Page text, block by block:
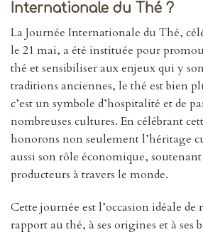
Internationale du Thé ?
La Journée Internationale du Thé,
le 21 mai, a été instituée pour
thé et sensibiliser aux enjeux qui y
traditions anciennes, le thé est bien
c’est un symbole d’hospitalité et de
nombreuses cultures. En célébrant
honorons non seulement l’héritage
aussi son rôle économique,
producteurs à travers le monde.
Cette journée est l’occasion idéale
rapport au thé, à ses origines et à ses